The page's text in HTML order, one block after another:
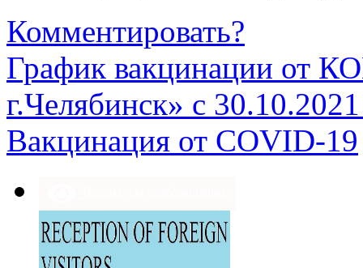
Комментировать?
График вакцинации от
г.Челябинск» с
Вакцинация от COVID-19